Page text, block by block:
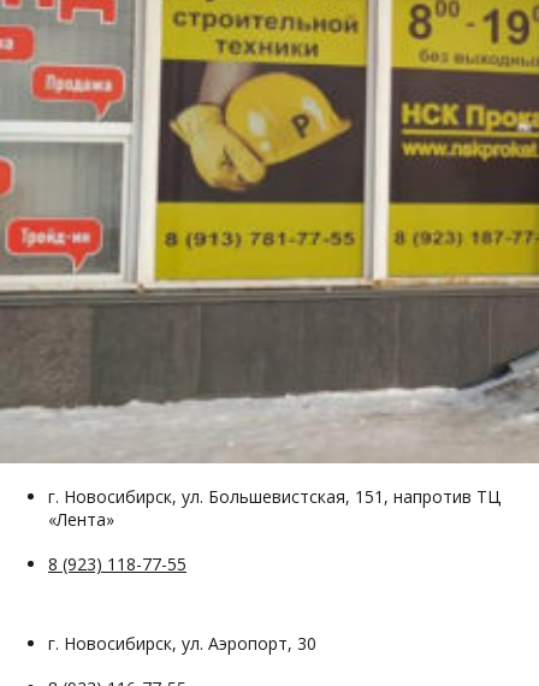
г. Новосибирск, ул. Большевистская, 151, напротив ТЦ
«Лента»
8 (923) 118-77-55
г. Новосибирск, ул. Аэропорт, 30